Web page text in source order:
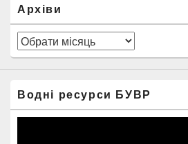
Архіви
Архіви
Водні ресурси БУВР